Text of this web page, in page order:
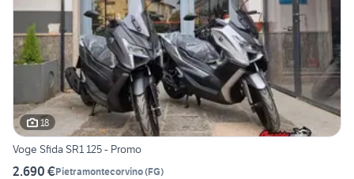
18
Voge Sfida SR1 125 - Promo
2.690 €Pietramontecorvino(FG)